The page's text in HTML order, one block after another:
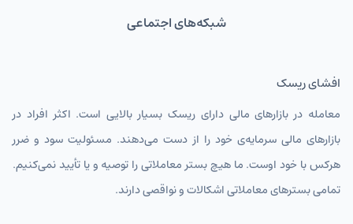
شبکه‌های اجتماعی
افشای ریسک
معامله در بازارهای مالی دارای ریسک بسیار بالایی است. اکثر افراد در
بازارهای مالی سرمایه‌ی خود را از دست می‌دهند. مسئولیت سود و ضرر
هرکس با خود اوست. ما هیچ بستر معاملاتی را توصیه و یا تأیید نمی‌کنیم.
تمامی بسترهای معاملاتی اشکالات و نواقصی دارند.